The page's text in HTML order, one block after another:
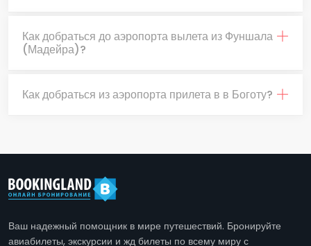
Как добраться до аэропорта вылета из Фуншала
(Мадейра)?
Как добраться из аэропорта прилета в в Боготу?
Ваш надежный помощник в мире путешествий. Бронируйте
авиабилеты, экскурсии и жд билеты по всему миру с